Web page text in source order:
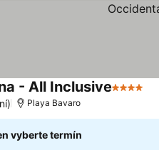
- All Inclusive4 Počet
Playa Bavaro
vyberte termín